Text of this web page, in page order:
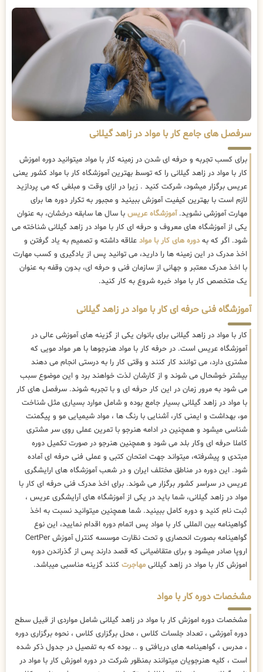
سرفصل های جامع کار با مواد در زاهد گیلانی
برای کسب تجربه و حرفه ای شدن در زمینه کار با مواد میتوانید دوره اموزش
کار با مواد در زاهد گیلانی را که توسط بهترینآموزشگاه کار با مواد کشور یعنی
عریس برگزار میشود، شرکت کنید . زیرا در ازای وقت و مبلغی که می پردازید
لازم است با بهترین کیفیت آموزش ببینید و مجبور به تکرار دوره ها برای
مهارت آموزشی نشوید.آموزشگاه عریس با سال ها سابقه درخشان، به عنوان
یکی از آموزشگاه های معروف و حرفه ای کار با مواد در زاهد گیلانی شناخته می
شود. اگر که بهدوره های کار با مواد علاقه داشته و تصمیم به یاد گرفتن و
اخذ مدرک در این زمینه ها را دارید، می توانید پس از یادگیری و کسب مهارت
با اخذ مدرک معتبر و جهانی از سازمان فنی و حرفه ای، بدون وقفه به عنوان
یک متخصص کار با مواد خبره شروع به کار کنید.
آموزشگاه فنی حرفه ای کار با مواد در زاهد گیلانی
کار با مواد در زاهد گیلانی برای بانوان یکی از گزینه های آموزشی عالی در
آموزشگاه عریس است. در حرفه کار با مواد هنرجوها با هر مواد مویی که
مشتری دارد، می توانند کار کنند و وقتی کار را به درستی انجام می دهند
بیشتر خوشحال می شوند و از کارشان لذت خواهند برد و این موضوع سبب
می شود به مرور زمان در این کار حرفه ای و با تجربه شوند. سرفصل های کار
با مواد در زاهد گیلانی بسیار جامع بوده و شامل موارد بسیاری مثل شناخت
مو، بهداشت و ایمنی کار، آشنایی با رنگ ها ، مواد شیمیایی مو و پیگمنت
شناسی میشود و همچنین در ادامه هنرجو با تمرین عملی روی سر مشتری
کاملا حرفه ای وکار بلد می شود و همچنین هنرجو در صورت تکمیل دوره
مبتدی و پیشرفته، میتواند جهت امتحان کتبی و عملی فنی حرفه ای آماده
شود. این دوره در مناطق مختلف ایران و در شعب آموزشگاه های ارایشگری
عریس در سراسر کشور برگزار می شوند. برای اخذ مدرک فنی حرفه ای کار با
مواد در زاهد گیلانی، شما باید در یکی از آموزشگاه های آرایشگری عریس ،
ثبت نام کنید و دوره کامل ببینید. شما همچنین میتوانید نسبت به اخذ
گواهینامه بین المللی کار با مواد پس اتمام دوره اقدام نمایید، این نوع
گواهینامه بصورت انحصاری و تحت نظارت موسسه کنترل آموزش CertPer
اروپا صادر میشود و برای متقاضیانی که قصد دارند پس از گذراندن دوره
اموزش کار با مواد در زاهد گیلانی مهاجرت کنند گزینه مناسبی میباشد.
مشخصات دوره کار با مواد
مشخصات دوره اموزش کار با مواد در زاهد گیلانی شامل مواردی از قبیل سطح
دوره آموزشی ، تعداد جلسات کلاس ، محل برگزاری کلاس ، نحوه برگزاری دوره
، مدرس ، گواهینامه های دریافتی و .. بوده که به تفصیل در جدول ذکر شده
است ، کلیه هنرجویان میتوانند بمنظور شرکت در دوره اموزش کار با مواد در